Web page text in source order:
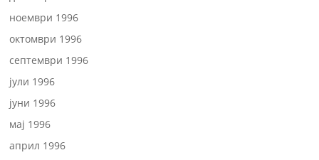
ноември 1996
октомври 1996
септември 1996
јули 1996
јуни 1996
мај 1996
април 1996